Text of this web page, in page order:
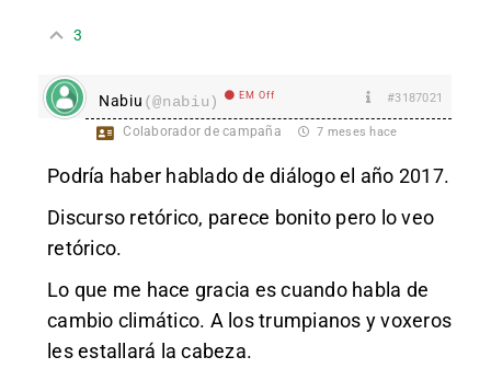
3
Nabiu (@nabiu) EM Off #3187021
Colaborador de campaña 7 meses hace
Podría haber hablado de diálogo el año 2017.
Discurso retórico, parece bonito pero lo veo
retórico.
Lo que me hace gracia es cuando habla de
cambio climático. A los trumpianos y voxeros
les estallará la cabeza.